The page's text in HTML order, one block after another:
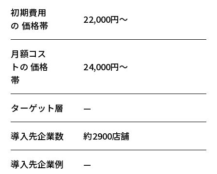
初期費用
の 価格帯
22,000円〜
月額コス
トの 価格
帯
24,000円〜
ターゲット層 —
導入先企業数 約2900店舗
導入先企業例 —